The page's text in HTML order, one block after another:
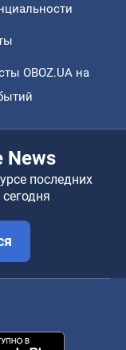
OBOZ.UA на
News
последних